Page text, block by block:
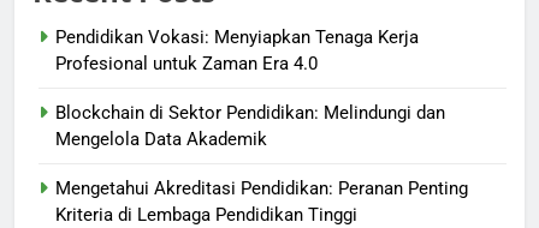
Pendidikan Vokasi: Menyiapkan Tenaga Kerja
Profesional untuk Zaman Era 4.0
Blockchain di Sektor Pendidikan: Melindungi dan
Mengelola Data Akademik
Mengetahui Akreditasi Pendidikan: Peranan Penting
Kriteria di Lembaga Pendidikan Tinggi